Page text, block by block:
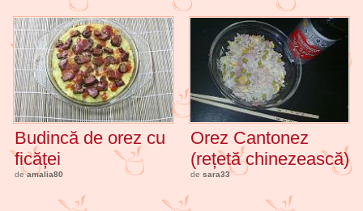
Budincă de orez cu
ficăței
deamalia80
Orez Cantonez
(rețetă chinezească)
de sara33